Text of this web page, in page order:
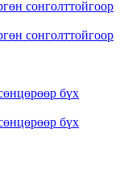
сонголттойгоор
сонголттойгоор
бүх
бүх